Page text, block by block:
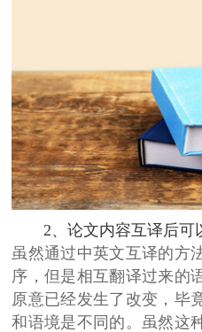
2、论文内容互译后可
虽然通过中英文互译的方
序，但是相互翻译过来的
原意已经发生了改变，毕
和语境是不同的。虽然这